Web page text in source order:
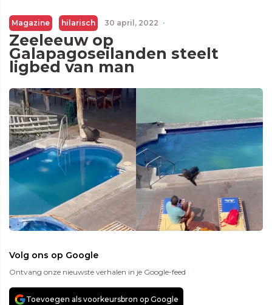
Magazine hilarisch 30 april, 2022 ·
Zeeleeuw op
Galapagoseilanden steelt
ligbed van man
Volg ons op Google
Ontvang onze nieuwste verhalen in je Google-feed
Toevoegen als voorkeursbron op Google